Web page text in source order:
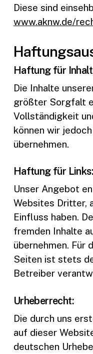
Diese sind
www.aknw.de/
Haftung für
Die Inhalte
größter Sorgfalt
Vollständigkeit
können wir
übernehmen.
Haftung für Links:
Unser Angebot
Websites Dritter,
Einfluss haben.
fremden Inhalte
übernehmen. Für
Seiten ist stets
Betreiber
Urheberrecht:
Die durch uns
auf dieser
deutschen